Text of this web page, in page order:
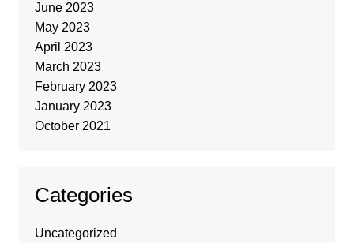
June 2023
May 2023
April 2023
March 2023
February 2023
January 2023
October 2021
Categories
Uncategorized